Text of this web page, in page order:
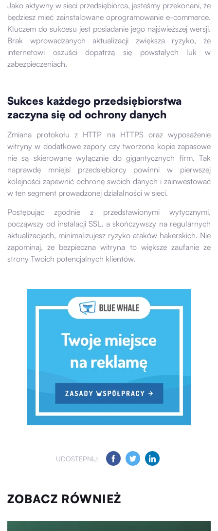
Jako aktywny w sieci przedsiębiorca, jesteśmy przekonani, że
będziesz mieć zainstalowane oprogramowanie e-commerce.
Kluczem do sukcesu jest posiadanie jego najświeższej wersji.
Brak wprowadzanych aktualizacji zwiększa ryzyko, że
internetowi oszuści dopatrzą się powstałych luk w
zabezpieczeniach.
Sukces każdego przedsiębiorstwa
zaczyna się od ochrony danych
Zmiana protokołu z HTTP na HTTPS oraz wyposażenie
witryny w dodatkowe zapory czy tworzone kopie zapasowe
nie są skierowane wyłącznie do gigantycznych firm. Tak
naprawdę mniejsi przedsiębiorcy powinni w pierwszej
kolejności zapewnić ochronę swoich danych i zainwestować
w ten segment prowadzonej działalności w sieci.
Postępując zgodnie z przedstawionymi wytycznymi,
począwszy od instalacji SSL, a skończywszy na regularnych
aktualizacjach, minimalizujesz ryzyko ataków hakerskich. Nie
zapominaj, że bezpieczna witryna to większe zaufanie ze
strony Twoich potencjalnych klientów.
UDOSTĘPNIJ:
ZOBACZ RÓWNIEŻ